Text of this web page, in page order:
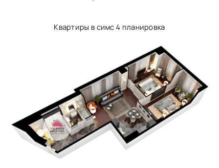
Квартиры в симс 4 планировка